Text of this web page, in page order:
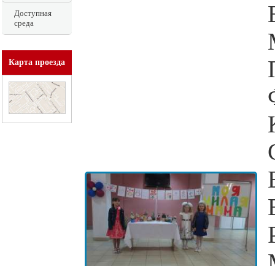
Доступная
среда
Карта проезда